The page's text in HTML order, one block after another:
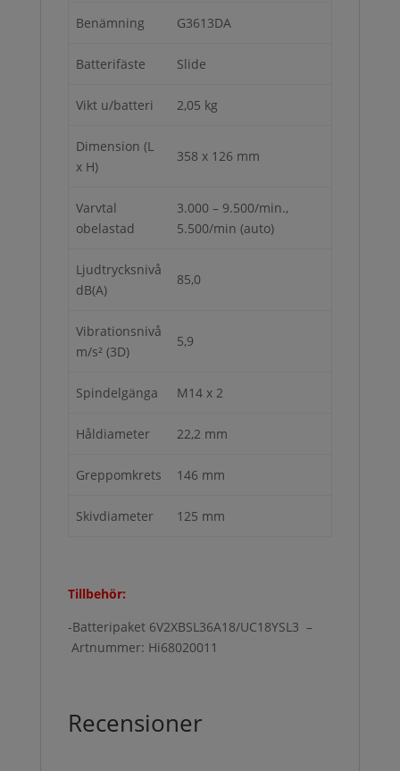
Benämning G3613DA
Batterifäste Slide
Vikt u/batteri 2,05 kg
Dimension (L
x H)
358 x 126 mm
Varvtal
obelastad
3.000 – 9.500/min.,
5.500/min (auto)
Ljudtrycksnivå
dB(A)
85,0
Vibrationsnivå
m/s² (3D)
5,9
Spindelgänga M14 x 2
Håldiameter 22,2 mm
Greppomkrets 146 mm
Skivdiameter 125 mm
Tillbehör:
-Batteripaket 6V2XBSL36A18/UC18YSL3 –
Artnummer: Hi68020011
Recensioner